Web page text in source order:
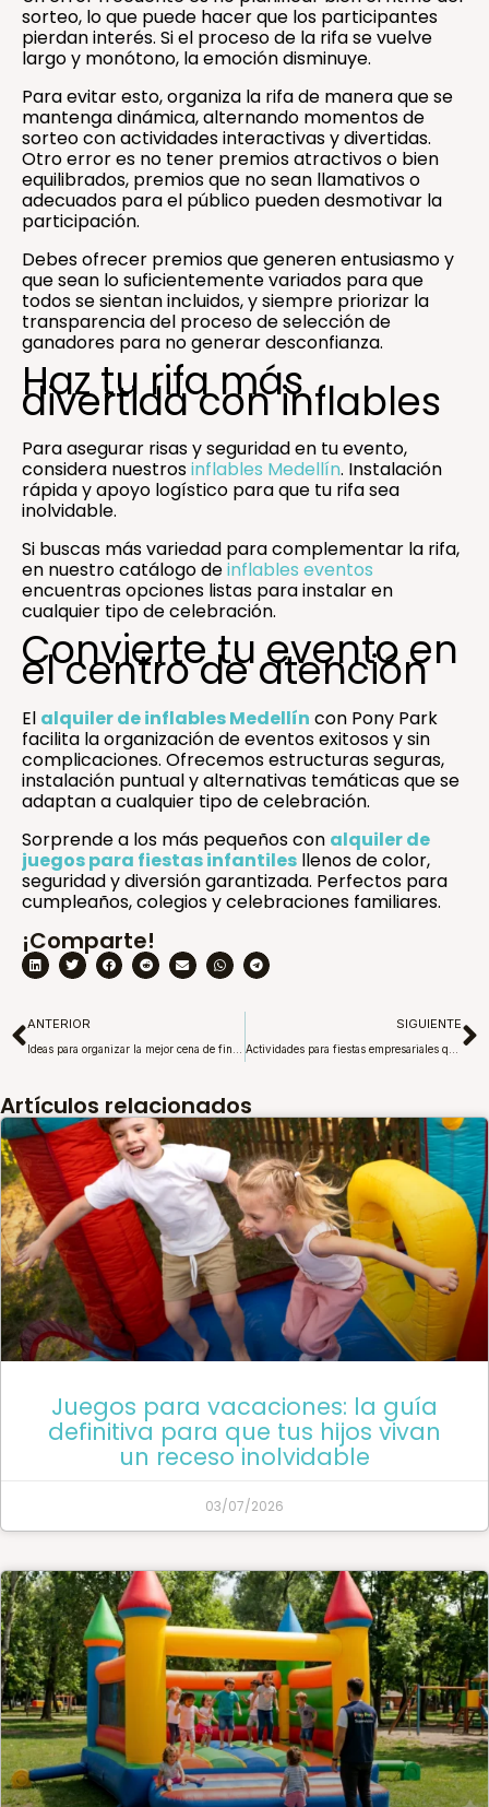
sorteo, lo que puede hacer que los participantes
pierdan interés. Si el proceso de la rifa se vuelve
largo y monótono, la emoción disminuye.
Para evitar esto, organiza la rifa de manera que se
mantenga dinámica, alternando momentos de
sorteo con actividades interactivas y divertidas.
Otro error es no tener premios atractivos o bien
equilibrados, premios que no sean llamativos o
adecuados para el público pueden desmotivar la
participación.
Debes ofrecer premios que generen entusiasmo y
que sean lo suficientemente variados para que
todos se sientan incluidos, y siempre priorizar la
transparencia del proceso de selección de
ganadores para no generar desconfianza.
Haz tu rifa más
divertida con inflables
Para asegurar risas y seguridad en tu evento,
considera nuestrosinflables Medellín. Instalación
rápida y apoyo logístico para que tu rifa sea
inolvidable.
Si buscas más variedad para complementar la rifa,
en nuestro catálogo deinflables eventos
encuentras opciones listas para instalar en
cualquier tipo de celebración.
Convierte tu evento en
el centro de atención
El alquiler de inflables Medellín con Pony Park
facilita la organización de eventos exitosos y sin
complicaciones. Ofrecemos estructuras seguras,
instalación puntual y alternativas temáticas que se
adaptan a cualquier tipo de celebración.
Sorprende a los más pequeños con alquiler de
juegos para fiestas infantiles llenos de color,
seguridad y diversión garantizada. Perfectos para
cumpleaños, colegios y celebraciones familiares.
¡Comparte!
Ant
ANTERIOR SIGUIENTE
Artículos relacionados
Juegos para vacaciones: la guía
definitiva para que tus hijos vivan
un receso inolvidable
03/07/2026